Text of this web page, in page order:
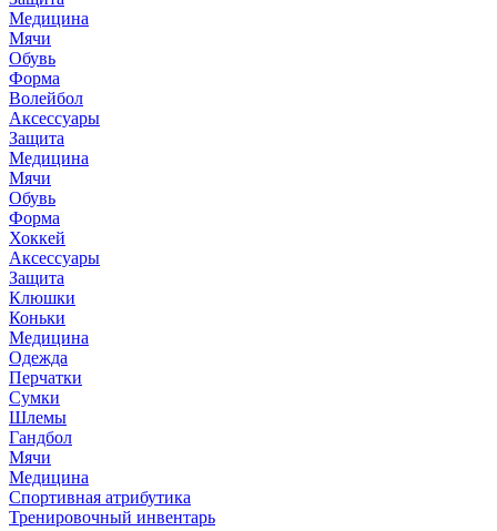
Медицина
Мячи
Обувь
Форма
Волейбол
Аксессуары
Защита
Медицина
Мячи
Обувь
Форма
Хоккей
Аксессуары
Защита
Клюшки
Коньки
Медицина
Одежда
Перчатки
Сумки
Шлемы
Гандбол
Мячи
Медицина
Спортивная атрибутика
Тренировочный инвентарь